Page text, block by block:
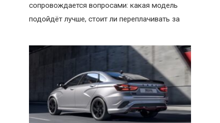
сопровождается вопросами: какая модель
подойдёт лучше, стоит ли переплачивать за